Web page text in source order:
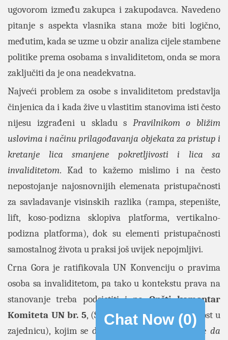
ugovorom između zakupca i zakupodavca. Navedeno
pitanje s aspekta vlasnika stana može biti logično,
međutim, kada se uzme u obzir analiza cijele stambene
politike prema osobama s invaliditetom, onda se mora
zaključiti da je ona neadekvatna.
Najveći problem za osobe s invaliditetom predstavlja
činjenica da i kada žive u vlastitim stanovima isti često
nijesu izgrađeni u skladu s Pravilnikom o bližim
uslovima i načinu prilagođavanja objekata za pristup i
kretanje lica smanjene pokretljivosti i lica sa
invaliditetom. Kad to kažemo mislimo i na često
nepostojanje najosnovnijih elemenata pristupačnosti
za savladavanje visinskih razlika (rampa, stepenište,
lift, koso-podizna sklopiva platforma, vertikalno-
podizna platforma), dok su elementi pristupačnosti
samostalnog života u praksi još uvijek nepojmljivi.
Crna Gora je ratifikovala UN Konvenciju o pravima
osoba sa invaliditetom, pa tako u kontekstu prava na
stanovanje treba podsjetiti i naOpšti komentar
Komiteta UN br. 5, (Samostalni život i uključenost u
zajednicu), kojim se država potpisnica obavezuje da
Chat Now (0)